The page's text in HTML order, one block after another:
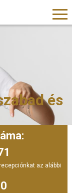
és
az alábbi